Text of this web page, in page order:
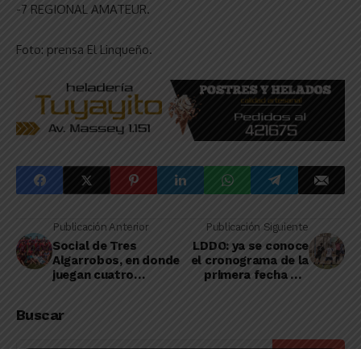
-7 REGIONAL AMATEUR.
Foto: prensa El Linqueño.
Publicación Anterior
Social de Tres
Algarrobos, en donde
juegan cuatro
de cuartos
Publicación Siguiente
LDDO: ya se conoce
el cronograma de la
primera fecha del
Buscar